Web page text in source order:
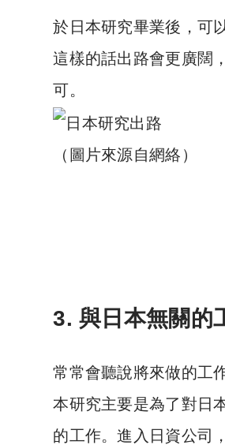
於日本研究畢業後，可
這樣的話出路會更廣闊
可。
（圖片來源自網絡）
3. 與日本無關的
常常會聽說將來做的工
本研究主要是為了對日
的工作。進入日資公司